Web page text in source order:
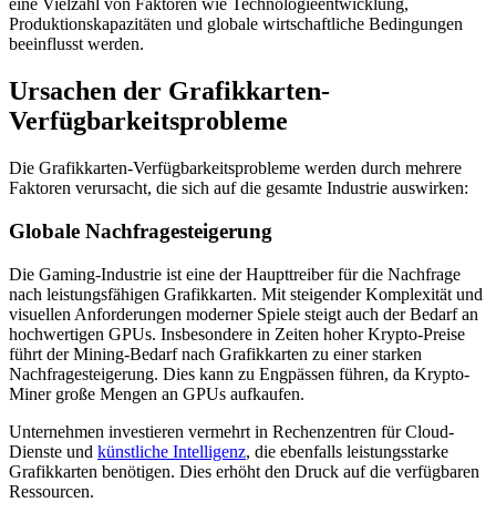
eine Vielzahl von Faktoren wie Technologieentwicklung,
Produktionskapazitäten und globale wirtschaftliche Bedingungen
beeinflusst werden.
Ursachen der Grafikkarten-
Verfügbarkeitsprobleme
Die Grafikkarten-Verfügbarkeitsprobleme werden durch mehrere
Faktoren verursacht, die sich auf die gesamte Industrie auswirken:
Globale Nachfragesteigerung
Die Gaming-Industrie ist eine der Haupttreiber für die Nachfrage
nach leistungsfähigen Grafikkarten. Mit steigender Komplexität und
visuellen Anforderungen moderner Spiele steigt auch der Bedarf an
hochwertigen GPUs. Insbesondere in Zeiten hoher Krypto-Preise
führt der Mining-Bedarf nach Grafikkarten zu einer starken
Nachfragesteigerung. Dies kann zu Engpässen führen, da Krypto-
Miner große Mengen an GPUs aufkaufen.
Unternehmen investieren vermehrt in Rechenzentren für Cloud-
Dienste und künstliche Intelligenz, die ebenfalls leistungsstarke
Grafikkarten benötigen. Dies erhöht den Druck auf die verfügbaren
Ressourcen.